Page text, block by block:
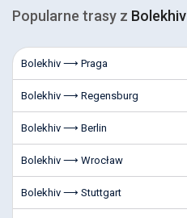
Popularne trasy z Bolekhiv
Bolekhiv ⟶ Praga
Bolekhiv ⟶ Regensburg
Bolekhiv ⟶ Berlin
Bolekhiv ⟶ Wrocław
Bolekhiv ⟶ Stuttgart